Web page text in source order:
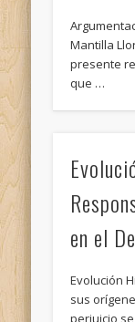
Mantilla
presente
que …
en el
Evolución
sus
perjuicio